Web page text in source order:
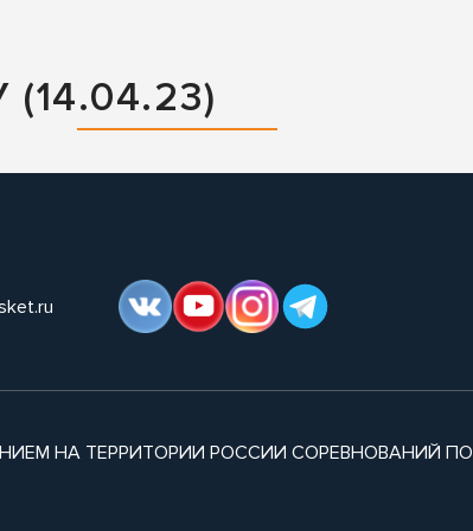
НА ТЕРРИТОРИИ РОССИИ СОРЕВНОВАНИЙ ПО